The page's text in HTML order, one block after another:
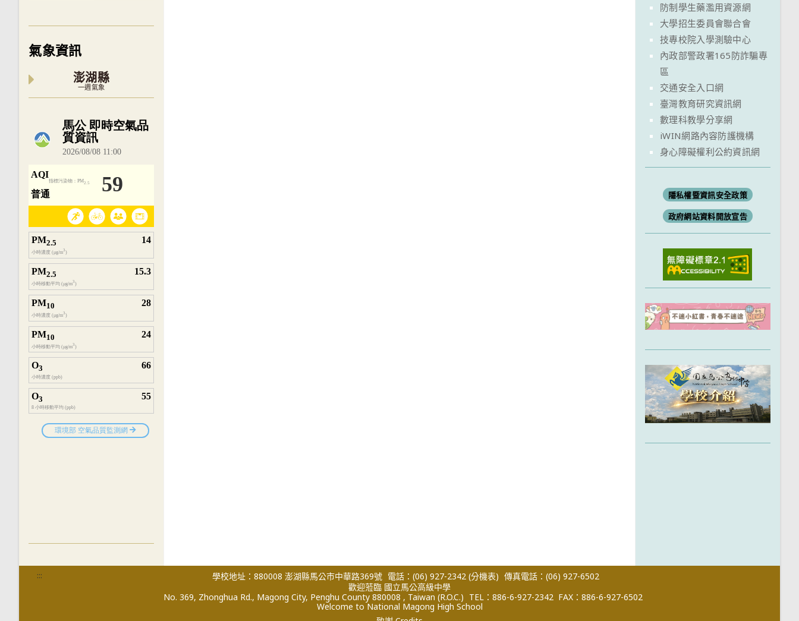
氣象資訊
澎湖縣
一週氣象
內嵌空氣品質小工具為視覺預覽，完整即時空氣品質資料請開啟
防制學生藥濫用資源網
大學招生委員會聯合會
技專校院入學測驗中心
內政部警政署165防詐騙專
區
交通安全入口網
臺灣教育研究資訊網
數理科教學分享網
iWIN網路內容防護機構
身心障礙權利公約資訊網
隱私權暨資訊安全政策
政府網站資料開放宣告
::: 學校地址：880008 澎湖縣馬公市中華路369號 電話：(06) 927-2342 (分機表) 傳真電話：(06) 927-6502
歡迎蒞臨 國立馬公高級中學
No. 369, Zhonghua Rd., Magong City, Penghu County 880008 , Taiwan (R.O.C.) TEL：886-6-927-2342 FAX：886-6-927-6502
Welcome to National Magong High School